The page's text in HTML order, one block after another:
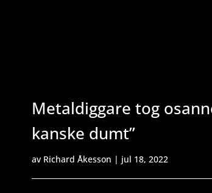
Metaldiggare tog
kanske dumt”
av Richard Åkesson | jul 18, 2022